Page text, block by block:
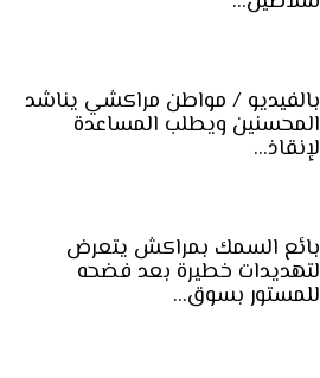
بالفيديو / مواطن مراكشي يناشد
المحسنين ويطلب المساعدة
لإنقاذ…
بائع السمك بمراكش يتعرض
لتهديدات خطيرة بعد فضحه
للمستور بسوق…